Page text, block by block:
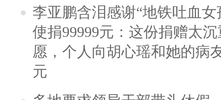
李亚鹏含泪感谢“地铁吐血
使捐99999元：这份捐赠太
愿，个人向胡心瑶和她的病
元